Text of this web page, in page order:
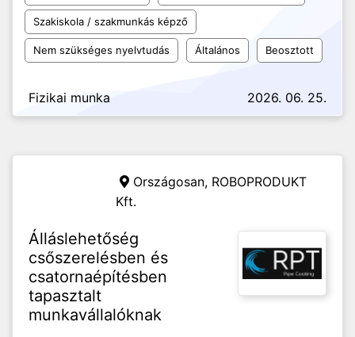
Szakiskola / szakmunkás képző
Nem szükséges nyelvtudás Általános Beosztott
Fizikai munka 2026. 06. 25.
Országosan, ROBOPRODUKT
Kft.
Álláslehetőség
csőszerelésben és
csatornaépítésben
tapasztalt
munkavállalóknak